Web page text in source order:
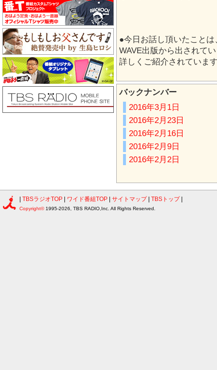
●今日お話し頂いたことは
WAVE出版から出されて
詳しくご紹介されていま
バックナンバー
2016年3月1日
2016年2月23日
2016年2月16日
2016年2月9日
2016年2月2日
TBSラジオTOP ワイド番組TOP サイトマップ TBSトップ|
Copyright© 1995-2026, TBS RADIO,Inc. All Rights Reserved.